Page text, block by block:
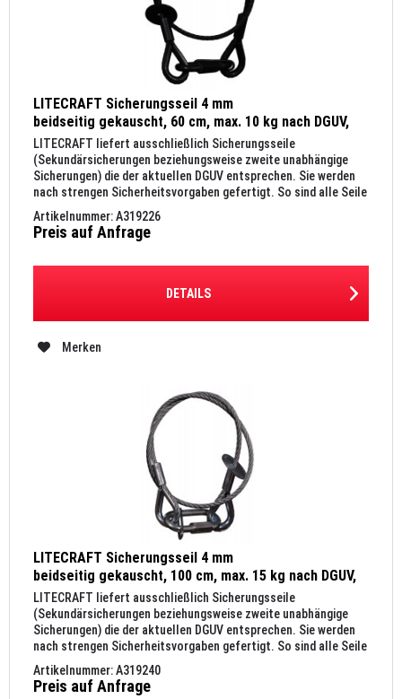
LITECRAFT Sicherungsseil 4 mm
beidseitig gekauscht, 60 cm, max. 10 kg nach DGUV,
Kettenglied 6 mm, schwarz
LITECRAFT liefert ausschließlich Sicherungsseile
(Sekundärsicherungen beziehungsweise zweite unabhängige
Sicherungen) die der aktuellen DGUV entsprechen. Sie werden
nach strengen Sicherheitsvorgaben gefertigt. So sind alle Seile
nach DIN...
Artikelnummer: A319226
Preis auf Anfrage
DETAILS
Merken
LITECRAFT Sicherungsseil 4 mm
beidseitig gekauscht, 100 cm, max. 15 kg nach DGUV,
Kettenglied 6 mm, silber
LITECRAFT liefert ausschließlich Sicherungsseile
(Sekundärsicherungen beziehungsweise zweite unabhängige
Sicherungen) die der aktuellen DGUV entsprechen. Sie werden
nach strengen Sicherheitsvorgaben gefertigt. So sind alle Seile
nach DIN...
Artikelnummer: A319240
Preis auf Anfrage